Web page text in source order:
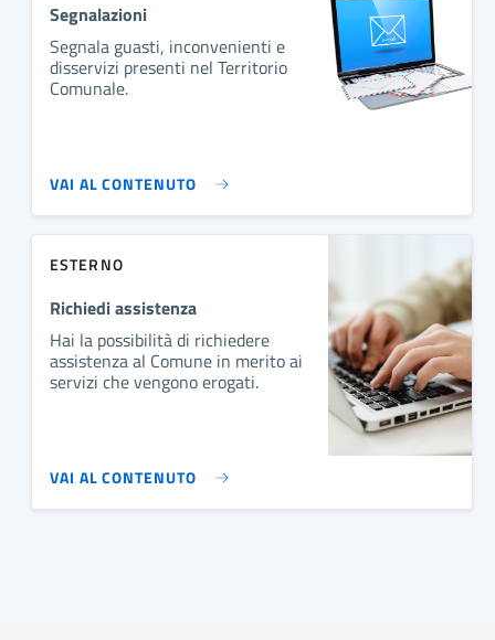
Segnalazioni
Segnala guasti, inconvenienti e
disservizi presenti nel Territorio
Comunale.
VAI AL CONTENUTO
ESTERNO
Richiedi assistenza
Hai la possibilità di richiedere
assistenza al Comune in merito ai
servizi che vengono erogati.
VAI AL CONTENUTO